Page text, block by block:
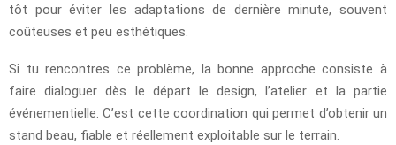
tôt pour éviter les adaptations de dernière minute, souvent
coûteuses et peu esthétiques.
Si tu rencontres ce problème, la bonne approche consiste à
faire dialoguer dès le départ le design, l’atelier et la partie
événementielle. C’est cette coordination qui permet d’obtenir un
stand beau, fiable et réellement exploitable sur le terrain.